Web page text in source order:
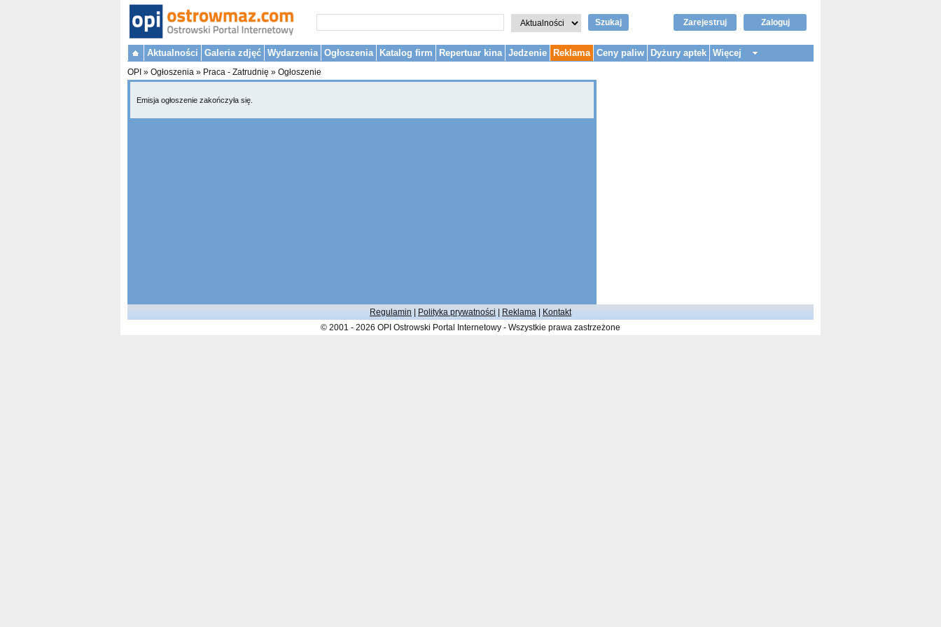
Szukaj Zaloguj
Zarejestruj
Aktualności Galeria zdjęć Wydarzenia Ogłoszenia Katalog firm Repertuar kina Jedzenie Reklama Ceny paliw Dyżury aptek Więcej
OPI » Ogłoszenia » Praca - Zatrudnię » Ogłoszenie
Emisja ogłoszenie zakończyła się.
Regulamin Polityka prywatności Reklama
Kontakt
© 2001 - 2026 OPI Ostrowski Portal Internetowy - Wszystkie prawa zastrzeżone